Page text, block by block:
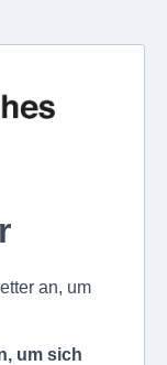
an, um
um sich